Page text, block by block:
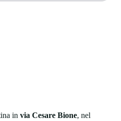
in via Cesare Bione, nel